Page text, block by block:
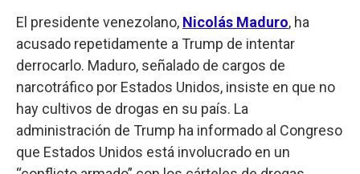
El presidente venezolano, Nicolás Maduro, ha
acusado repetidamente a Trump de intentar
derrocarlo. Maduro, señalado de cargos de
narcotráfico por Estados Unidos, insiste en que no
hay cultivos de drogas en su país. La
administración de Trump ha informado al Congreso
que Estados Unidos está involucrado en un